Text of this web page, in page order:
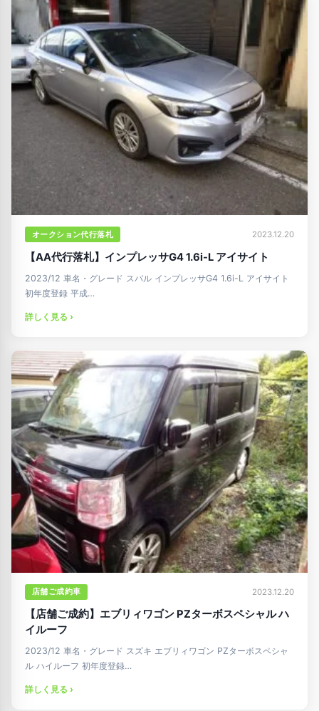
オークション代行落札 2023.12.20
【AA代行落札】インプレッサG4 1.6i-L アイサイト
2023/12 車名・グレード スバル インプレッサG4 1.6i-L アイサイト
初年度登録 平成…
詳しく見る ›
店舗ご成約車 2023.12.20
【店舗ご成約】エブリィワゴン PZターボスペシャル ハ
イルーフ
2023/12 車名・グレード スズキ エブリィワゴン PZターボスペシャ
ル ハイルーフ 初年度登録…
詳しく見る ›